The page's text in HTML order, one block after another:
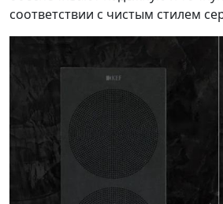
соответствии с чистым стилем